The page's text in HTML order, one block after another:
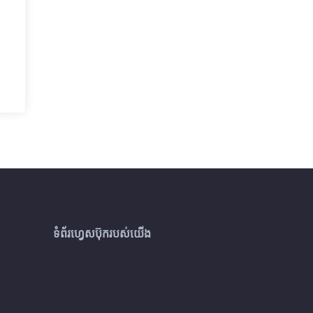
ទំព័រហ្វេសប៊ុករបស់យើង